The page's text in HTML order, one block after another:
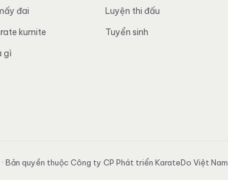
đai
kumite
gì
Luyện thi đấu
Tuyển sinh
· Bản quyền thuộc Công ty CP Phát triển KarateDo Việt Nam